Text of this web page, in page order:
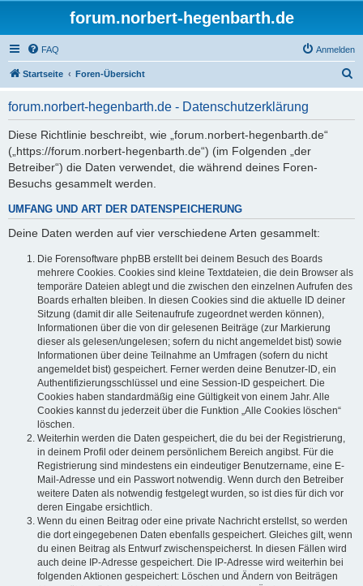
forum.norbert-hegenbarth.de
FAQ Anmelden
Startseite Foren-Übersicht
forum.norbert-hegenbarth.de - Datenschutzerklärung
Diese Richtlinie beschreibt, wie „forum.norbert-hegenbarth.de“
(„https://forum.norbert-hegenbarth.de“) (im Folgenden „der
Betreiber“) die Daten verwendet, die während deines Foren-
Besuchs gesammelt werden.
UMFANG UND ART DER DATENSPEICHERUNG
Deine Daten werden auf vier verschiedene Arten gesammelt:
Die Forensoftware phpBB erstellt bei deinem Besuch des Boards
mehrere Cookies. Cookies sind kleine Textdateien, die dein Browser als
temporäre Dateien ablegt und die zwischen den einzelnen Aufrufen des
Boards erhalten bleiben. In diesen Cookies sind die aktuelle ID deiner
Sitzung (damit dir alle Seitenaufrufe zugeordnet werden können),
Informationen über die von dir gelesenen Beiträge (zur Markierung
dieser als gelesen/ungelesen; sofern du nicht angemeldet bist) sowie
Informationen über deine Teilnahme an Umfragen (sofern du nicht
angemeldet bist) gespeichert. Ferner werden deine Benutzer-ID, ein
Authentifizierungsschlüssel und eine Session-ID gespeichert. Die
Cookies haben standardmäßig eine Gültigkeit von einem Jahr. Alle
Cookies kannst du jederzeit über die Funktion „Alle Cookies löschen“
löschen.
Weiterhin werden die Daten gespeichert, die du bei der Registrierung,
in deinem Profil oder deinem persönlichem Bereich angibst. Für die
Registrierung sind mindestens ein eindeutiger Benutzername, eine E-
Mail-Adresse und ein Passwort notwendig. Wenn durch den Betreiber
weitere Daten als notwendig festgelegt wurden, so ist dies für dich vor
deren Eingabe ersichtlich.
Wenn du einen Beitrag oder eine private Nachricht erstellst, so werden
die dort eingegebenen Daten ebenfalls gespeichert. Gleiches gilt, wenn
du einen Beitrag als Entwurf zwischenspeicherst. In diesen Fällen wird
auch deine IP-Adresse gespeichert. Die IP-Adresse wird weiterhin bei
folgenden Aktionen gespeichert: Löschen und Ändern von Beiträgen